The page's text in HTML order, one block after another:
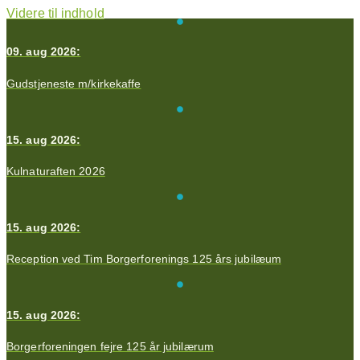
Videre til indhold
09. aug 2026:
Gudstjeneste m/kirkekaffe
15. aug 2026:
Kulnaturaften 2026
15. aug 2026:
Reception ved Tim Borgerforenings 125 års jubilæum
15. aug 2026:
Borgerforeningen fejre 125 år jubilærum